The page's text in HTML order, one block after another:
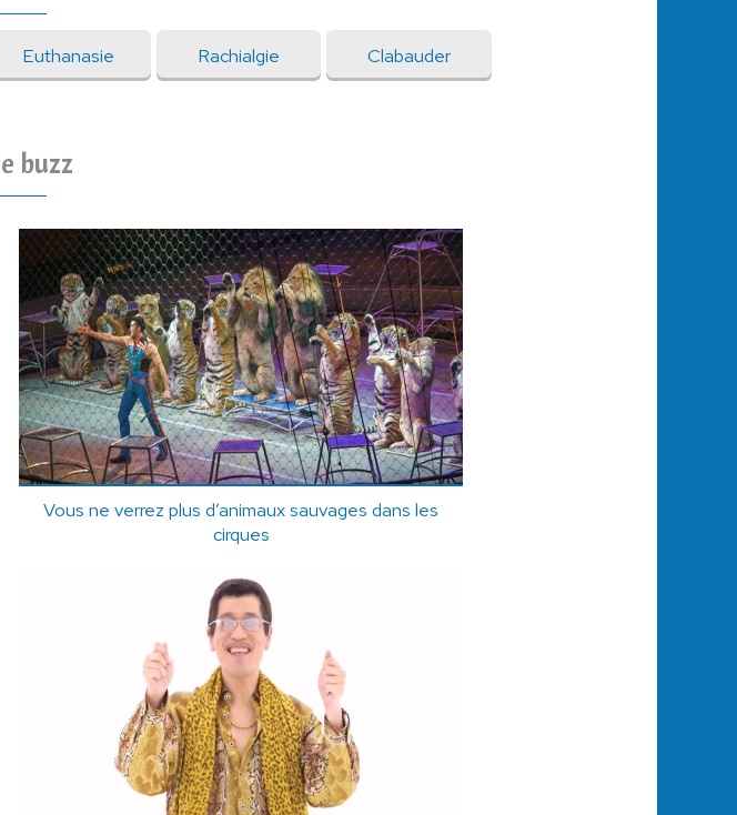
Euthanasie Rachialgie Clabauder
buzz
Vous ne verrez plus d’animaux sauvages dans les
cirques